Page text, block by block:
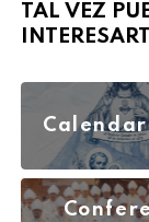
TAL VEZ